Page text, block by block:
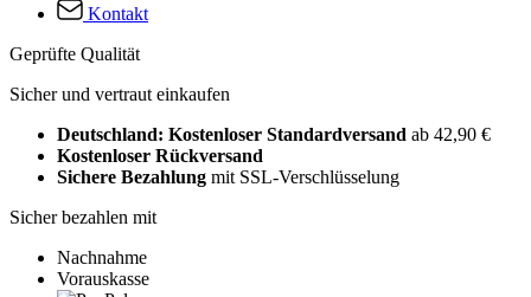
Kontakt
Geprüfte Qualität
Sicher und vertraut einkaufen
Deutschland: Kostenloser Standardversand ab 42,90 €
Kostenloser Rückversand
Sichere Bezahlung mit SSL-Verschlüsselung
Sicher bezahlen mit
Nachnahme
Vorauskasse